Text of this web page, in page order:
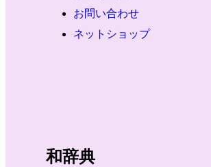
お問い合わせ
ネットショップ
和辞典